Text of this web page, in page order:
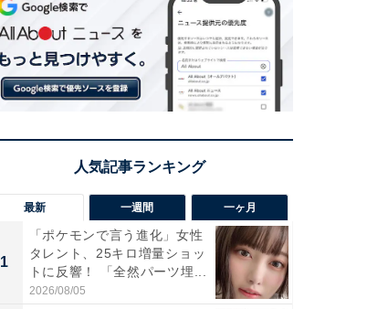
最新 一週間 一ヶ月
1
「ポケモンで言う進化」女性
タレント、25キロ増量ショッ
トに反響！ 「全然パーツ埋...
2026/08/05